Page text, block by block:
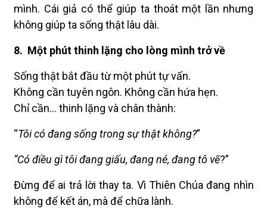
mình. Cái giả có thể giúp ta thoát một lần nhưng
không giúp ta sống thật lâu dài.
8. Một phút thinh lặng cho lòng mình trở về
Sống thật bắt đầu từ một phút tự vấn.
Không cần tuyên ngôn. Không cần hứa hẹn.
Chỉ cần… thinh lặng và chân thành:
“Tôi có đang sống trong sự thật không?”
“Có điều gì tôi đang giấu, đang né, đang tô vẽ?”
Đừng để ai trả lời thay ta. Vì Thiên Chúa đang nhìn
không để kết án, mà để chữa lành.